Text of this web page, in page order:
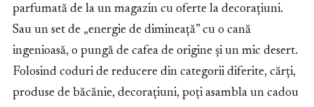
parfumată de la un magazin cu oferte la decorațiuni.
Sau un set de „energie de dimineață” cu o cană
ingenioasă, o pungă de cafea de origine și un mic desert.
Folosind coduri de reducere din categorii diferite, cărți,
produse de băcănie, decorațiuni, poți asambla un cadou